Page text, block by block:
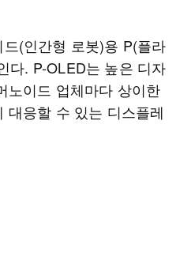
(인간형 로봇)용 P(플라
다. P-OLED는 높은 디자
노이드 업체마다 상이한
대응할 수 있는 디스플레